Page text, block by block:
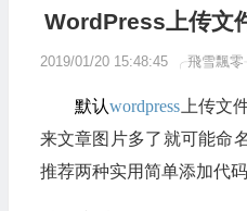
WordPress上传文
2019/01/20 15:48:45 ╭飛雪飄零
默认wordpress 上传文
来文章图片多了就可能命
推荐两种实用简单添加代码